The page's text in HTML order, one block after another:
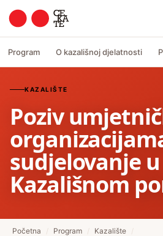
Program O kazališnoj djelatnosti
KAZALIŠTE
Poziv
sudjelovanje u
Kazališnom
Početna Program Kazalište